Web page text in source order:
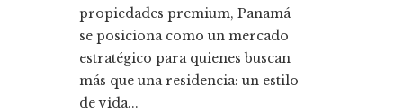
propiedades premium, Panamá
se posiciona como un mercado
estratégico para quienes buscan
más que una residencia: un estilo
de vida...